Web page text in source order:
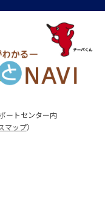
ートセンター内
マップ）